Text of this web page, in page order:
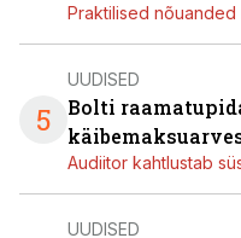
Praktilised nõuanded
5
UUDISED
Bolti
Audiitor kahtlustab
UUDISED